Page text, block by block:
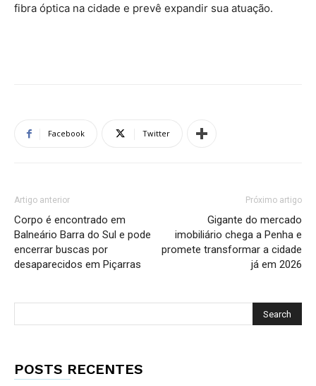
fibra óptica na cidade e prevê expandir sua atuação.
Facebook Twitter
Artigo anterior
Corpo é encontrado em
Balneário Barra do Sul e pode
encerrar buscas por
desaparecidos em Piçarras
Próximo artigo
Gigante do mercado
imobiliário chega a Penha e
promete transformar a cidade
já em 2026
POSTS RECENTES